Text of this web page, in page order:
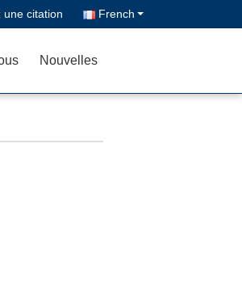
une citation French
Nouvelles